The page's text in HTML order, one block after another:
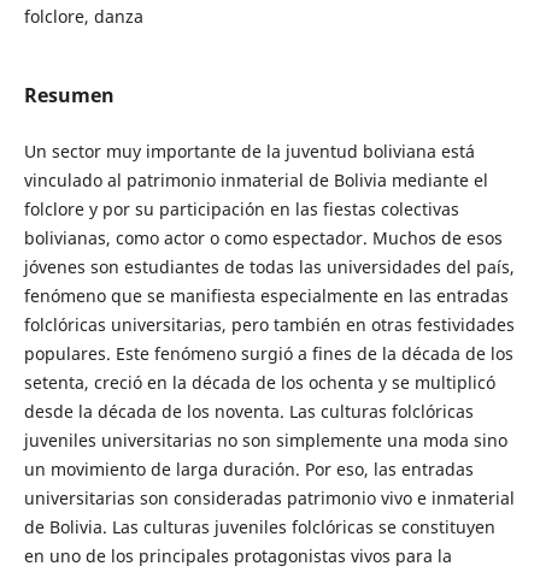
folclore, danza
Resumen
Un sector muy importante de la juventud boliviana está
vinculado al patrimonio inmaterial de Bolivia mediante el
folclore y por su participación en las fiestas colectivas
bolivianas, como actor o como espectador. Muchos de esos
jóvenes son estudiantes de todas las universidades del país,
fenómeno que se manifiesta especialmente en las entradas
folclóricas universitarias, pero también en otras festividades
populares. Este fenómeno surgió a fines de la década de los
setenta, creció en la década de los ochenta y se multiplicó
desde la década de los noventa. Las culturas folclóricas
juveniles universitarias no son simplemente una moda sino
un movimiento de larga duración. Por eso, las entradas
universitarias son consideradas patrimonio vivo e inmaterial
de Bolivia. Las culturas juveniles folclóricas se constituyen
en uno de los principales protagonistas vivos para la